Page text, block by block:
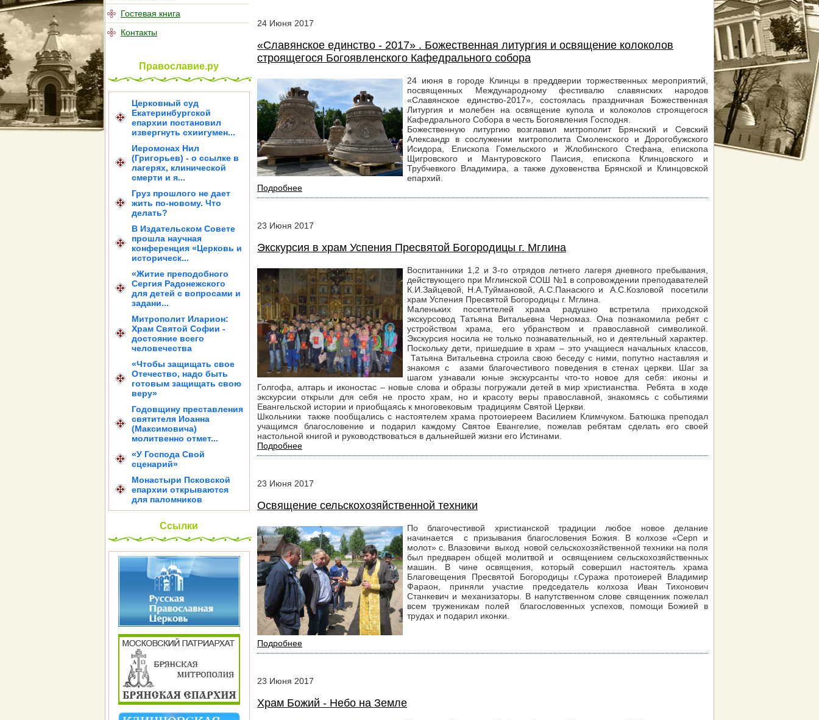
Гостевая книга
Контакты
Православие.ру
Церковный суд
Екатеринбургской
епархии постановил
извергнуть схиигумен...
Иеромонах Нил
(Григорьев) - о ссылке в
лагерях, клинической
смерти и я...
Груз прошлого не дает
жить по-новому. Что
делать?
В Издательском Совете
прошла научная
конференция «Церковь и
историческ...
«Житие преподобного
Сергия Радонежского
для детей с вопросами и
задани...
Митрополит Иларион:
Храм Святой Софии -
достояние всего
человечества
«Чтобы защищать свое
Отечество, надо быть
готовым защищать свою
веру»
Годовщину преставления
святителя Иоанна
(Максимовича)
молитвенно отмет...
«У Господа Свой
сценарий»
Монастыри Псковской
епархии открываются
для паломников
Ссылки
24 Июня 2017
«Славянское единство - 2017» . Божественная литургия и освящение колоколов
строящегося Богоявленского Кафедрального собора
24 июня в городе Клинцы в преддверии торжественных мероприятий,
посвященных Международному фестивалю славянских народов
«Славянское единство-2017», состоялась праздничная Божественная
Литургия и молебен на освящение купола и колоколов строящегося
Кафедрального Собора в честь Богоявления Господня.
Божественную литургию возглавил митрополит Брянский и Севский
Александр в сослужении митрополита Смоленского и Дорогобужского
Исидора, Епископа Гомельского и Жлобинского Стефана, епископа
Щигровского и Мантуровского Паисия, епископа Клинцовского и
Трубчевкого Владимира, а также духовенства Брянской и Клинцовской
епархий.
Подробнее
23 Июня 2017
Экскурсия в храм Успения Пресвятой Богородицы г. Мглина
Воспитанники 1,2 и 3-го отрядов летнего лагеря дневного пребывания,
действующего при Мглинской СОШ №1 в сопровождении преподавателей
К.И.Зайцевой, Н.А.Туймановой, А.С.Панасюго и А.С.Козловой посетили
храм Успения Пресвятой Богородицы г. Мглина.
Маленьких посетителей храма радушно встретила приходской
экскурсовод Татьяна Витальевна Черномаз. Она познакомила ребят с
устройством храма, его убранством и православной символикой.
Экскурсия носила не только познавательный, но и деятельный характер.
Поскольку дети, пришедшие в храм – это учащиеся начальных классов,
Татьяна Витальевна строила свою беседу с ними, попутно наставляя и
знакомя с азами благочестивого поведения в стенах церкви. Шаг за
шагом узнавали юные экскурсанты что-то новое для себя: иконы и
Голгофа, алтарь и иконостас – новые слова и образы погружали детей в мир христианства. Ребята в ходе
экскурсии открыли для себя не просто храм, но и красоту веры православной, знакомясь с событиями
Евангельской истории и приобщаясь к многовековым традициям Святой Церкви.
Школьники также пообщались с настоятелем храма протоиереем Василием Климчуком. Батюшка преподал
учащимся благословение и подарил каждому Святое Евангелие, пожелав ребятам сделать его своей
настольной книгой и руководствоваться в дальнейшей жизни его Истинами.
Подробнее
23 Июня 2017
Освящение сельскохозяйственной техники
По благочестивой христианской традиции любое новое делание
начинается с призывания благословения Божия. В колхозе «Серп и
молот» с. Влазовичи выход новой сельскохозяйственной техники на поля
был предварен общей молитвой и освящением сельскохозяйственных
машин. В чине освящения, который совершил настоятель храма
Благовещения Пресвятой Богородицы г.Суража протоиерей Владимир
Фараон, приняли участие председатель колхоза Иван Тихонович
Станкевич и механизаторы. В напутственном слове священник пожелал
всем труженикам полей благословенных успехов, помощи Божией в
трудах и подарил иконки.
Подробнее
23 Июня 2017
Храм Божий - Небо на Земле